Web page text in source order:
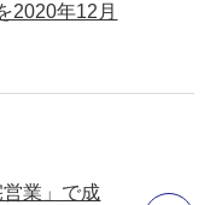
2020年12月
業」で成